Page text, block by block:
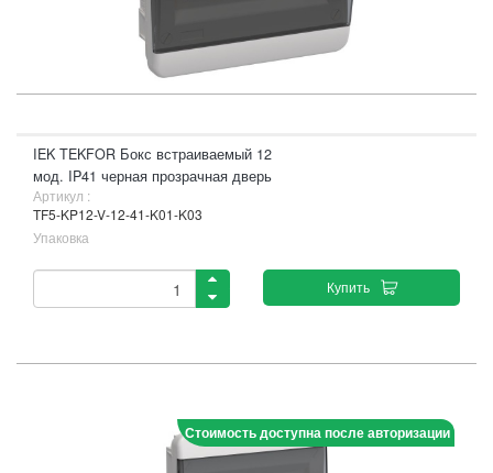
IEK TEKFOR Бокс встраиваемый 12
мод. IP41 черная прозрачная дверь
Артикул :
TF5-KP12-V-12-41-K01-K03
Упаковка
Купить
Стоимость доступна после авторизации